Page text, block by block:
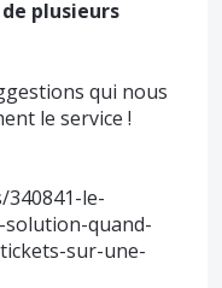
plusieurs
qui nous
le service !
le-
quand-
sur-une-